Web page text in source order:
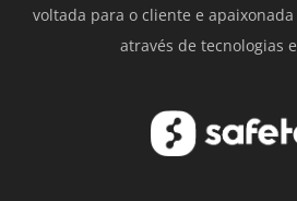
voltada para o cliente e
através de tecnologias